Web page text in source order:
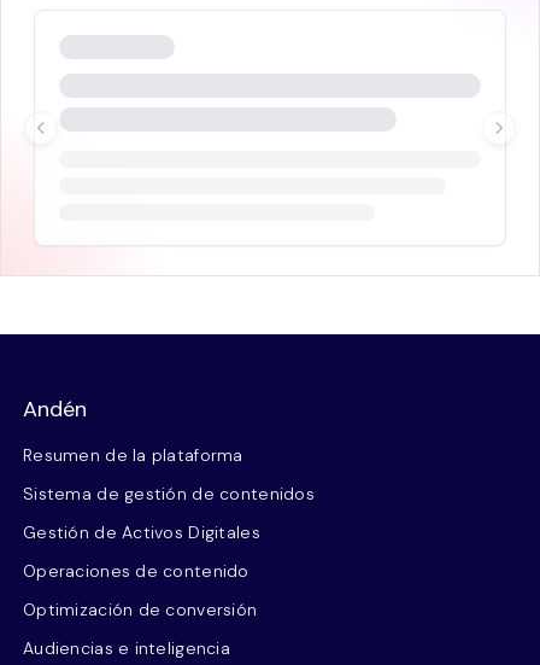
Andén
Resumen de la plataforma
Sistema de gestión de contenidos
Gestión de Activos Digitales
Operaciones de contenido
Optimización de conversión
Audiencias e inteligencia